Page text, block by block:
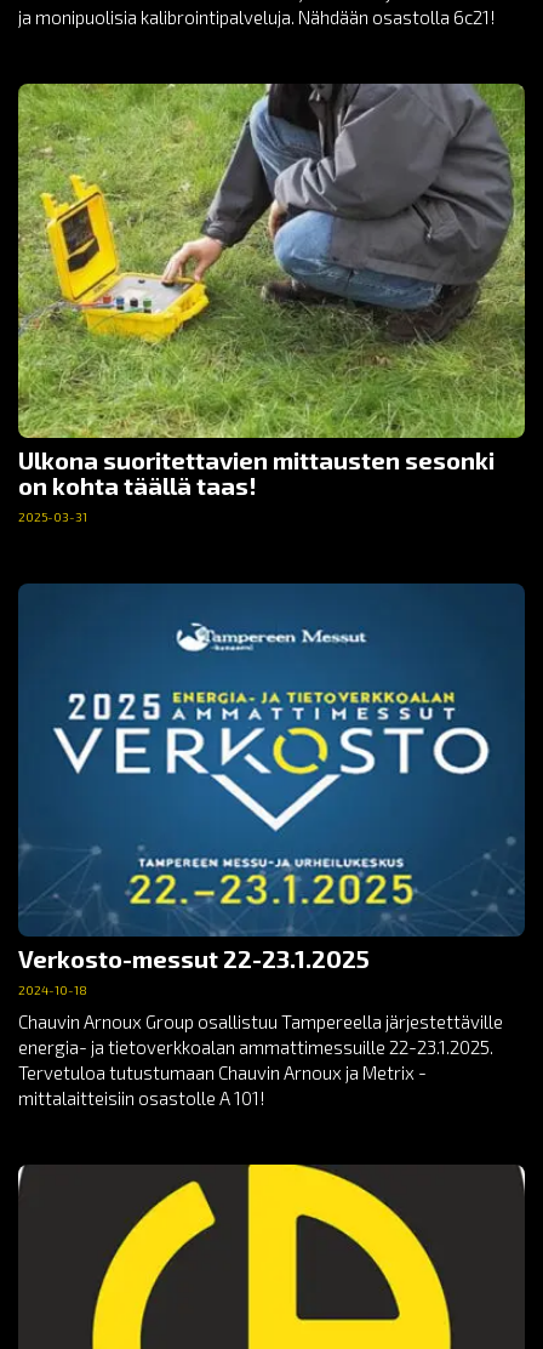
ja monipuolisia kalibrointipalveluja. Nähdään osastolla 6c21!
Ulkona suoritettavien mittausten sesonki
on kohta täällä taas!
2025-03-31
Verkosto-messut 22-23.1.2025
2024-10-18
Chauvin Arnoux Group osallistuu Tampereella järjestettäville
energia- ja tietoverkkoalan ammattimessuille 22-23.1.2025.
Tervetuloa tutustumaan Chauvin Arnoux ja Metrix -
mittalaitteisiin osastolle A 101!